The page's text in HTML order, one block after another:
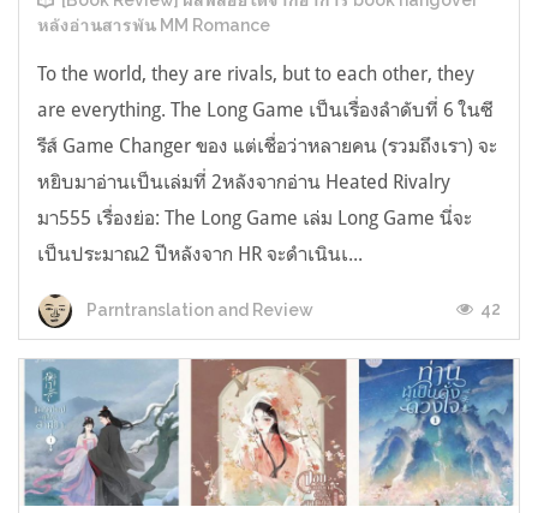
หลังอ่านสารพัน MM Romance
To the world, they are rivals, but to each other, they
are everything. The Long Game เป็นเรื่องลำดับที่ 6 ในซี
รีส์ Game Changer ของ แต่เชื่อว่าหลายคน (รวมถึงเรา) จะ
หยิบมาอ่านเป็นเล่มที่ 2หลังจากอ่าน Heated Rivalry
มา555 เรื่องย่อ: The Long Game เล่ม Long Game นี่จะ
เป็นประมาณ2 ปีหลังจาก HR จะดำเนินเ...
Parntranslation and Review 42